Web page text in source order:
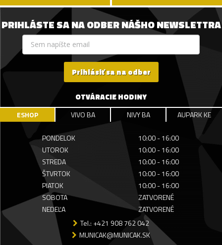
PRIHLÁSTE SA NA ODBER NÁŠHO NEWSLETTRA
Prihlásiť sa na odber
OTVÁRACIE HODINY
ESHOP VIVO BA NIVY BA AUPARK KE
PONDELOK
10:00 - 16:00
UTOROK
10:00 - 16:00
STREDA
10:00 - 16:00
ŠTVRTOK
10:00 - 16:00
PIATOK
10:00 - 16:00
SOBOTA
ZATVORENÉ
NEDEĽA
ZATVORENÉ
Tel.: +421 908 762 042
MUNICAK@MUNICAK.SK